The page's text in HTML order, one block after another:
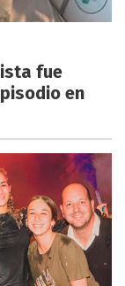
fue
en